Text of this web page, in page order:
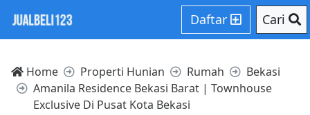
Daftar Cari
Home Properti Hunian Rumah
Bekasi
Amanila Residence Bekasi Barat | Townhouse
Exclusive Di Pusat Kota Bekasi